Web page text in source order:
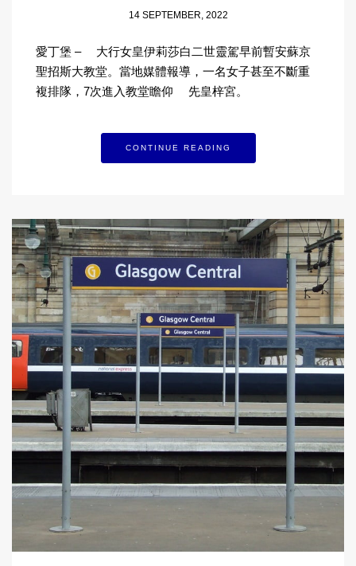
14 SEPTEMBER, 2022
愛丁堡 – 大行女皇伊莉莎白二世靈駕早前暫安蘇京
聖招斯大教堂。當地媒體報導，一名女子甚至不斷重
複排隊，7次進入教堂瞻仰 先皇梓宮。
CONTINUE READING